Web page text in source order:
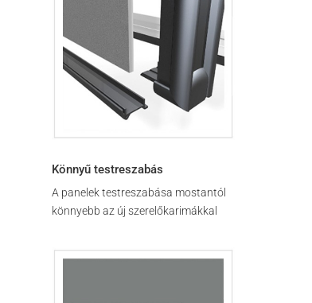
Könnyű testreszabás
A panelek testreszabása mostantól
könnyebb az új szerelőkarimákkal